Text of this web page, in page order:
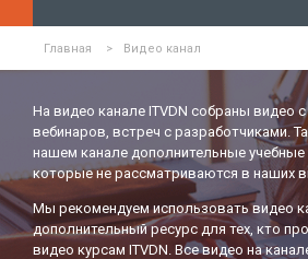
Главная > Видео канал
На видео канале ITVDN собраны видео
вебинаров, встреч с разработчиками.
нашем канале дополнительные
которые не рассматриваются в наших
Мы рекомендуем использовать видео
дополнительный ресурс для тех, кто
видео курсам ITVDN. Все видео на